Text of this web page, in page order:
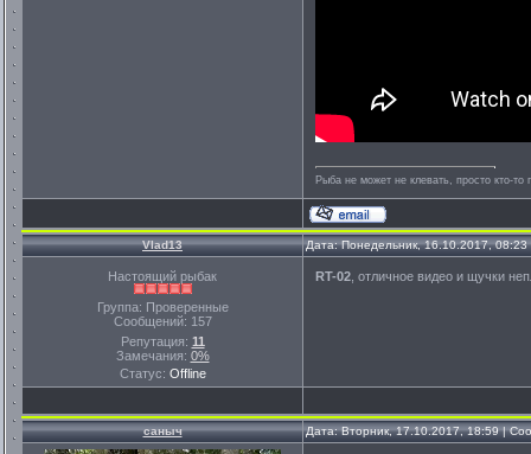
Рыба не может не клевать, просто кто-
Vlad13 Дата: Понедельник, 16.10.2017,
Настоящий рыбак
Группа: Проверенные
Сообщений: 157
Репутация: 11
Замечания: 0%
Статус: Offline
RT-02 , отличное видео и щучки
саныч Дата: Вторник, 17.10.2017, 18:59 |